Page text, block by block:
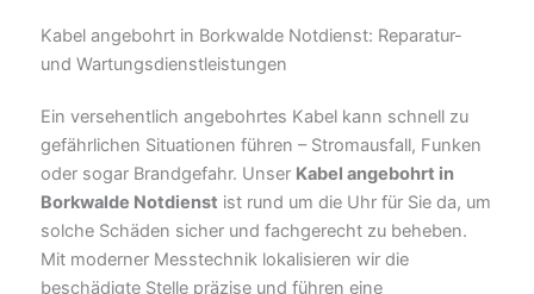
Kabel angebohrt in Borkwalde Notdienst: Reparatur-
und Wartungsdienstleistungen
Ein versehentlich angebohrtes Kabel kann schnell zu
gefährlichen Situationen führen – Stromausfall, Funken
oder sogar Brandgefahr. Unser Kabel angebohrt in
Borkwalde Notdienst ist rund um die Uhr für Sie da, um
solche Schäden sicher und fachgerecht zu beheben.
Mit moderner Messtechnik lokalisieren wir die
beschädigte Stelle präzise und führen eine